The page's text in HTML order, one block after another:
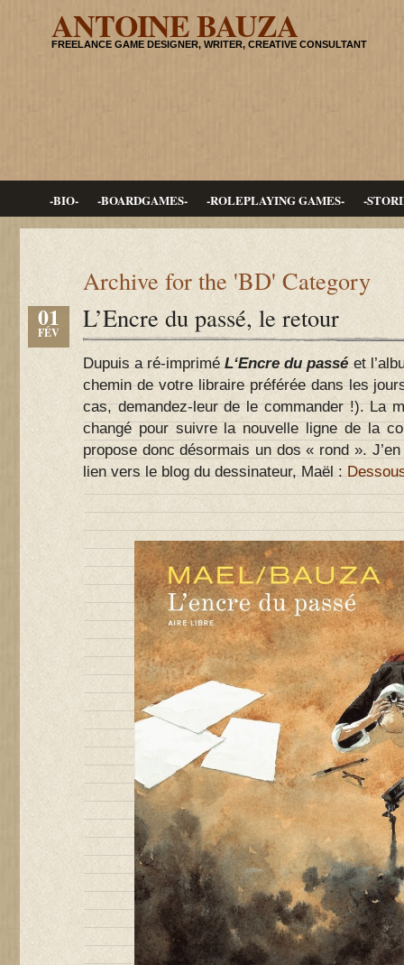
ANTOINE BAUZA
FREELANCE GAME DESIGNER, WRITER, CREATIVE CONSULTANT
-BIO- -BOARDGAMES- -ROLEPLAYING GAMES- -
Archive for the 'BD' Category
01
FÉV L’Encre du passé, le retour
Dupuis a ré-impriméL‘Encre du passéet
chemin de votre libraire préférée dans les
cas, demandez-leur de le commander !). La
changé pour suivre la nouvelle ligne de la
propose donc désormais un dos « rond ».
lien vers le blog du dessinateur, Maël :